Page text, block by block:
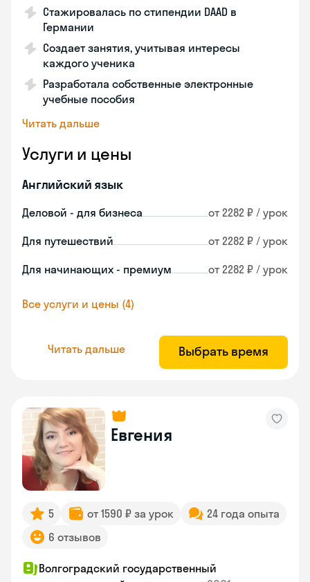
Стажировалась по стипендии DAAD в
Германии
Создает занятия, учитывая интересы
каждого ученика
Разработала собственные электронные
учебные пособия
Читать дальше
Услуги и цены
Английский язык
Деловой - для бизнеса от 2282 ₽ / урок
Для путешествий от 2282 ₽ / урок
Для начинающих - премиум от 2282 ₽ / урок
Все услуги и цены (4)
Читать дальше Выбрать время
Евгения
5 от 1590 ₽ за урок
24 года опыта
6 отзывов
Волгоградский государственный